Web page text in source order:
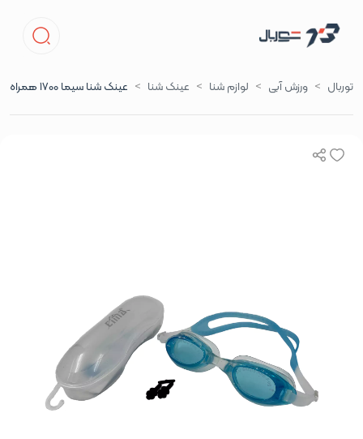
توربال ورزش آبی لوازم شنا عینک شنا عینک شنا سیما 1700 همراه با گوش گیر در رنگ های آبی مشکی صورتی